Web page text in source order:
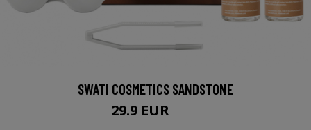
SWATI COSMETICS SANDSTONE
29.9 EUR